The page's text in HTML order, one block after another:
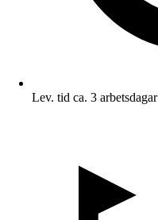
Lev. tid ca. 3 arbetsdagar